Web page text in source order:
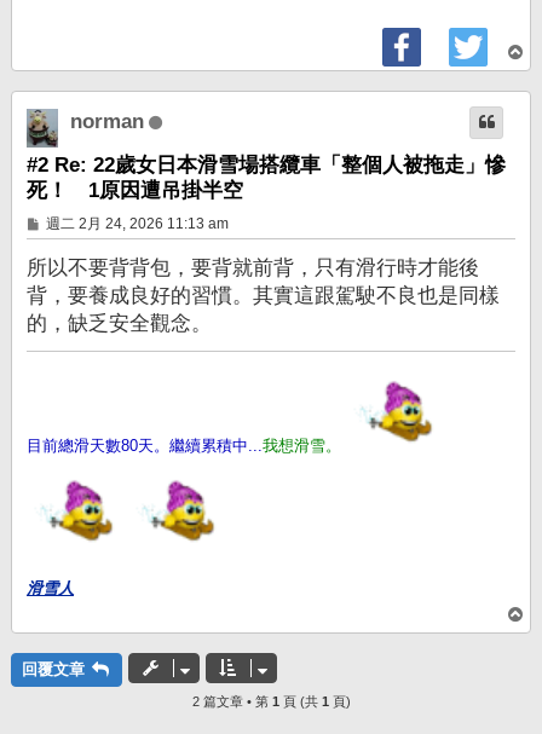
頂
端
norman
#2 Re: 22歲女日本滑雪場搭纜車「整個人被拖走」慘
死！ 1原因遭吊掛半空
文
章
週二 2月 24, 2026 11:13 am
所以不要背背包，要背就前背，只有滑行時才能後
背，要養成良好的習慣。其實這跟駕駛不良也是同樣
的，缺乏安全觀念。
目前總滑天數80天。繼續累積中... 我想滑雪。
滑雪人
頂
回覆文章
2 篇文章 • 第 1 頁 (共 1 頁)